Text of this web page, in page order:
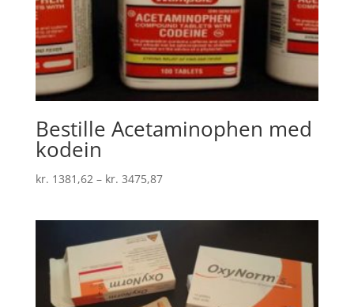
Bestille Acetaminophen med
kodein
kr. 1381,62 – kr. 3475,87Prisinterval:
kr. 3475,87